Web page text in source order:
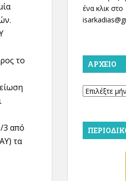
το
3 από
τα
ένα κλικ στο
ΑΡΧΕΊΟ
Αρχείο